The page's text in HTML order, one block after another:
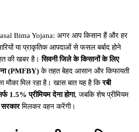
Bima Yojana: अगर आप किसान हैं और हर
या प्राकृतिक आपदाओं से फसल बर्बाद होने
की खबर है।सिवनी जिले के किसानों के लिए
(PMFBY)के तहत बेहद आसान और किफायती
मौका मिल रहा है। खास बात यह है किरबी
1.5% प्रीमियम देना होगा, जबकि शेष प्रीमियम
मिलकर वहन करेंगी।